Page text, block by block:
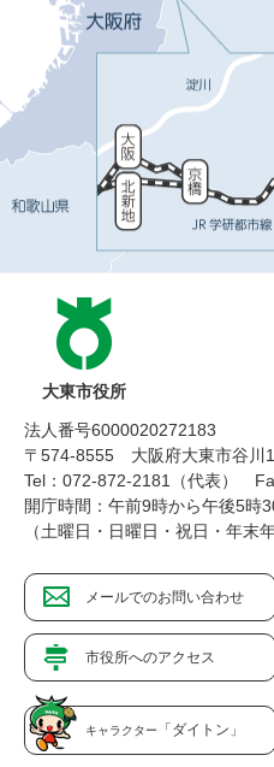
大東市役所
法人番号6000020272183
〒574-8555 大阪府大東市谷川
Tel：072-872-2181（代表）
開庁時間：午前9時から午後5時
（土曜日・日曜日・祝日・年末
メールでのお問い合わせ
市役所へのアクセス
キャラクター 「ダイトン」